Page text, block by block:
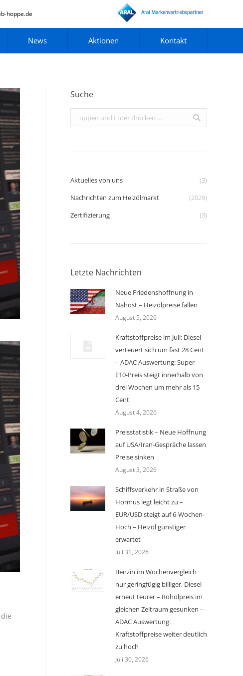
hoppe.de
News Aktionen Kontakt
Suche
Search:
Aktuelles von uns
(3)
Nachrichten zum Heizölmarkt
(2029)
Zertifizierung
(3)
Letzte Nachrichten
Neue Friedenshoffnung in
Nahost – Heizölpreise fallen
August 5, 2026
Kraftstoffpreise im Juli: Diesel
verteuert sich um fast 28 Cent
– ADAC Auswertung: Super
E10-Preis steigt innerhalb von
drei Wochen um mehr als 15
Cent
August 4, 2026
Preisstatistik – Neue Hoffnung
auf USA/Iran-Gespräche lassen
Preise sinken
August 3, 2026
Schiffsverkehr in Straße von
Hormus legt leicht zu –
EUR/USD steigt auf 6-Wochen-
Hoch – Heizöl günstiger
erwartet
Juli 31, 2026
Benzin im Wochenvergleich
nur geringfügig billiger, Diesel
erneut teurer – Rohölpreis im
gleichen Zeitraum gesunken –
ADAC Auswertung:
Kraftstoffpreise weiter deutlich
zu hoch
Juli 30, 2026